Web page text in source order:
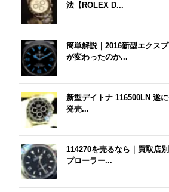
法【ROLEX D...
簡単解説｜2016新型エクス
が変わったのか...
新型デイトナ 116500LN 遂
発売...
114270を売るなら｜買取店
プローラー...